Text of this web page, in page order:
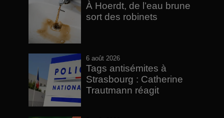
À Hoerdt, de l’eau brune
sort des robinets
6 août 2026
Tags antisémites à
Strasbourg : Catherine
Trautmann réagit